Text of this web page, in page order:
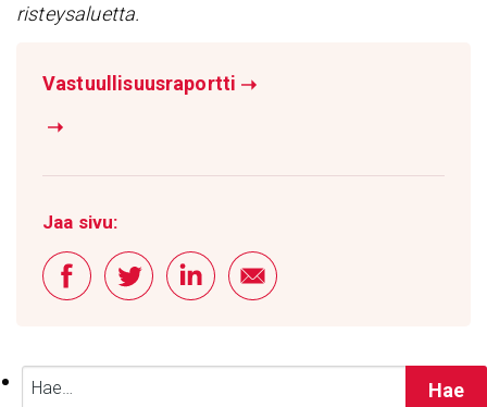
risteysaluetta.
Vastuullisuusraportti ➝
➝
Jaa sivu:
Haku: